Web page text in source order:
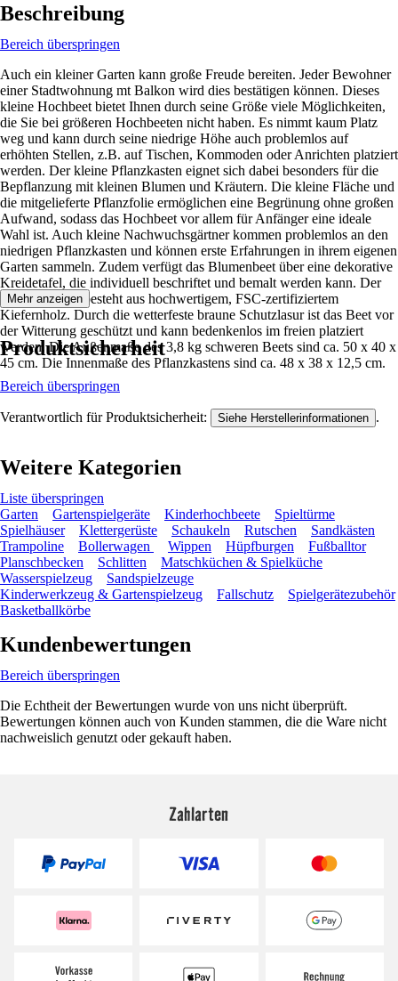
Beschreibung
Bereich überspringen
Auch ein kleiner Garten kann große Freude bereiten. Jeder Bewohner
einer Stadtwohnung mt Balkon wird dies bestätigen können. Dieses
kleine Hochbeet bietet Ihnen durch seine Größe viele Möglichkeiten,
die Sie bei größeren Hochbeeten nicht haben. Es nimmt kaum Platz
weg und kann durch seine niedrige Höhe auch problemlos auf
erhöhten Stellen, z.B. auf Tischen, Kommoden oder Anrichten platziert
werden. Der kleine Pflanzkasten eignet sich dabei besonders für die
Bepflanzung mit kleinen Blumen und Kräutern. Die kleine Fläche und
die mitgelieferte Pflanzfolie ermöglichen eine Begrünung ohne großen
Aufwand, sodass das Hochbeet vor allem für Anfänger eine ideale
Wahl ist. Auch kleine Nachwuchsgärtner kommen problemlos an den
niedrigen Pflanzkasten und können erste Erfahrungen in ihrem eigenen
Garten sammeln. Zudem verfügt das Blumenbeet über eine dekorative
Kreidetafel, die individuell beschriftet und bemalt werden kann. Der
Blumenkasten besteht aus hochwertigem, FSC-zertifiziertem
Kiefernholz. Durch die wetterfeste braune Schutzlasur ist das Beet vor
der Witterung geschützt und kann bedenkenlos im freien platziert
werden. Die Außenmaße des 3,8 kg schweren Beets sind ca. 50 x 40 x
45 cm. Die Innenmaße des Pflanzkastens sind ca. 48 x 38 x 12,5 cm.
Mehr anzeigen
Produktsicherheit
Bereich überspringen
Verantwortlich für Produktsicherheit: Siehe Herstellerinformationen .
Weitere Kategorien
Liste überspringen
Garten
Gartenspielgeräte Kinderhochbeete
Spieltürme
Spielhäuser
Klettergerüste Schaukeln Rutschen
Sandkästen
Trampoline
Bollerwagen Wippen Hüpfburgen
Fußballtor
Planschbecken
Schlitten
Matschküchen & Spielküche
Wasserspielzeug
Sandspielzeuge
Kinderwerkzeug & Gartenspielzeug
Fallschutz
Spielgerätezubehör
Basketballkörbe
Kundenbewertungen
Bereich überspringen
Die Echtheit der Bewertungen wurde von uns nicht überprüft.
Bewertungen können auch von Kunden stammen, die die Ware nicht
nachweislich genutzt oder gekauft haben.
Zahlarten